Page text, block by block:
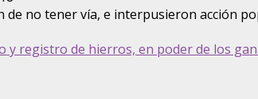
de no tener vía, e interpusieron acción
y registro de hierros, en poder de los